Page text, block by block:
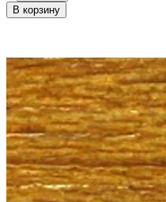
В корзину